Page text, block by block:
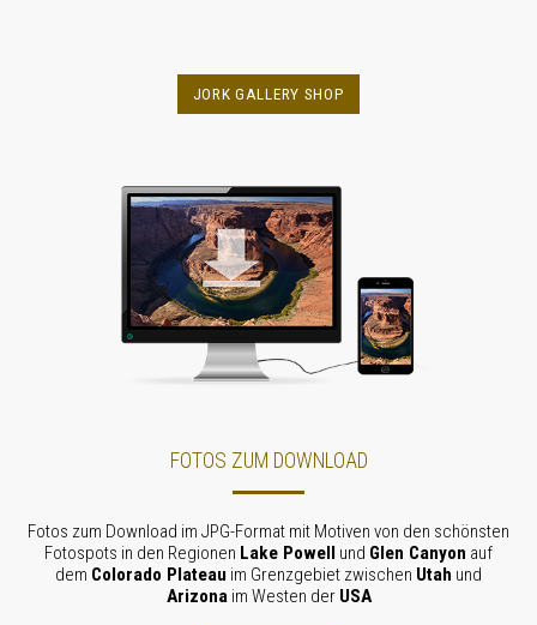
JORK GALLERY SHOP
FOTOS ZUM DOWNLOAD
Fotos zum Download im JPG-Format mit Motiven von den schönsten
Fotospots in den Regionen Lake Powell und Glen Canyon auf
dem Colorado Plateau im Grenzgebiet zwischen Utah und
Arizonaim Westen der USA